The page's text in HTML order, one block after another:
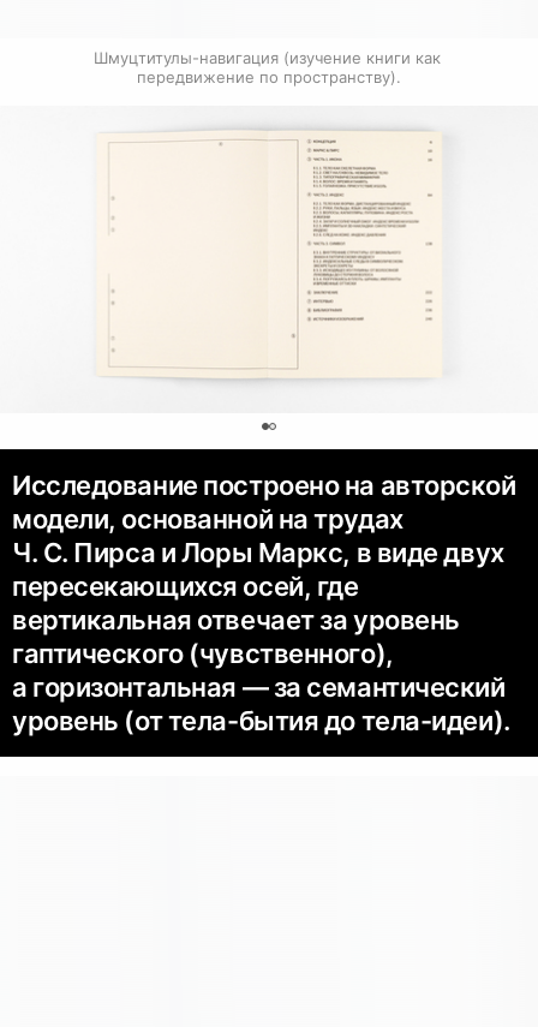
Шмуцтитулы-навигация (изучение книги как
передвижение по пространству).
Исследование построено на авторской
модели, основанной на трудах
Ч. С. Пирса и Лоры Маркс, в виде двух
пересекающихся осей, где
вертикальная отвечает за уровень
гаптического (чувственного),
а горизонтальная — за семантический
уровень (от тела-бытия до тела-идеи).